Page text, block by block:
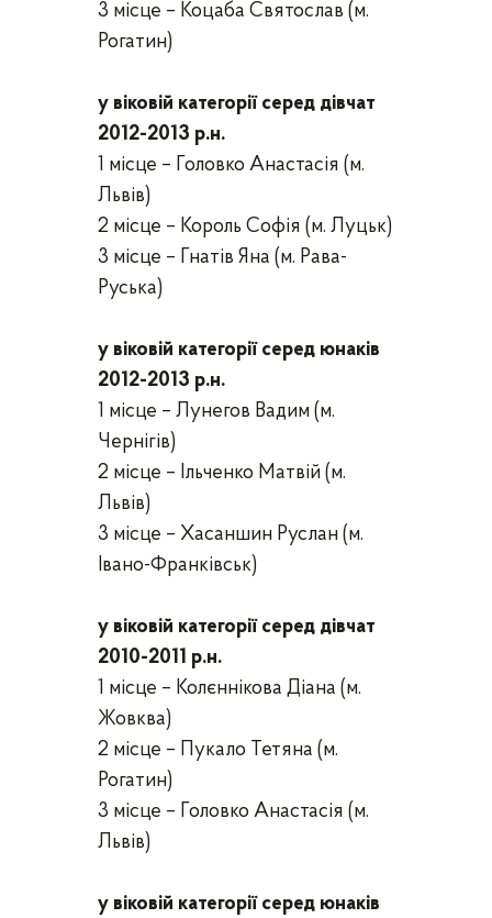
3 місце – Коцаба Святослав (м.
Рогатин)
у віковій категорії серед дівчат
2012-2013 р.н.
1 місце – Головко Анастасія (м.
Львів)
2 місце – Король Софія (м. Луцьк)
3 місце – Гнатів Яна (м. Рава-
Руська)
у віковій категорії серед юнаків
2012-2013 р.н.
1 місце – Лунегов Вадим (м.
Чернігів)
2 місце – Ільченко Матвій (м.
Львів)
3 місце – Хасаншин Руслан (м.
Івано-Франківськ)
у віковій категорії серед дівчат
20 10-201 1 р.н.
1 місце – Колєннікова Діана (м.
Жовква)
2 місце – Пукало Тетяна (м.
Рогатин)
3 місце – Головко Анастасія (м.
Львів)
у віковій категорії серед юнаків